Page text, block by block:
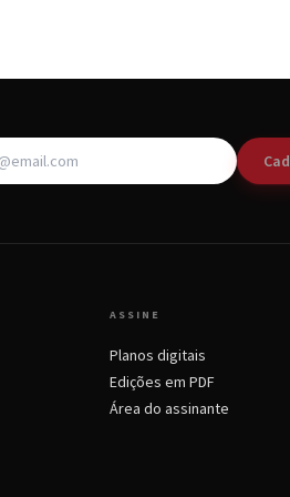
ASSINE
Planos digitais
Edições em PDF
Área do assinante